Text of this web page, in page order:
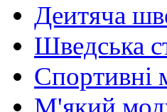
Деитяча
Шведська
Спортивні